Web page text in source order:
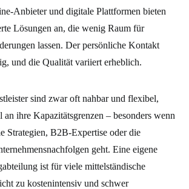
Anbieter und digitale Plattformen bieten
Lösungen an, die wenig Raum für
lassen. Der persönliche Kontakt
und die Qualität variiert erheblich.
sind zwar oft nahbar und flexibel,
an ihre Kapazitätsgrenzen – besonders wenn
Strategien, B2B-Expertise oder die
geht. Eine eigene
ist für viele mittelständische
zu kostenintensiv und schwer